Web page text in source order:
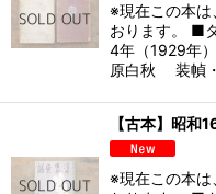
※現在この本は
おります。 ■
4年（1929年
原白秋 装幀
【古本】昭和
※現在この本は